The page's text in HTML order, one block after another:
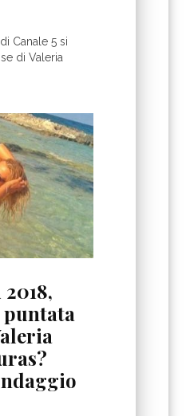
Canale 5 si
di Valeria